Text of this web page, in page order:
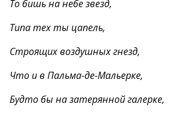
То бишь на небе звезд,
Типа тех ты цапель,
Строящих воздушных гнезд,
Что и в Пальма-де-Мальерке,
Будто бы на затерянной галерке,